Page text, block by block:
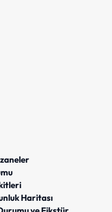
Haritası